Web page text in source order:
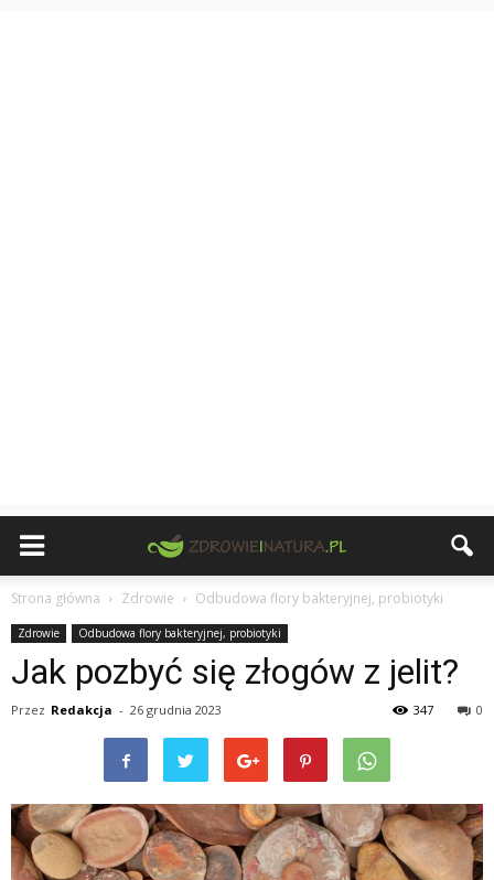
Strona główna Zdrowie Odbudowa flory bakteryjnej, probiotyki
Zdrowie Odbudowa flory bakteryjnej, probiotyki
Jak pozbyć się złogów z jelit?
Przez Redakcja - 26 grudnia 2023 0
347